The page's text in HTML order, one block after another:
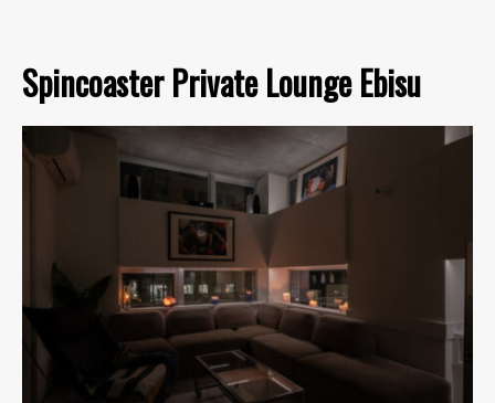
Spincoaster Private Lounge Ebisu